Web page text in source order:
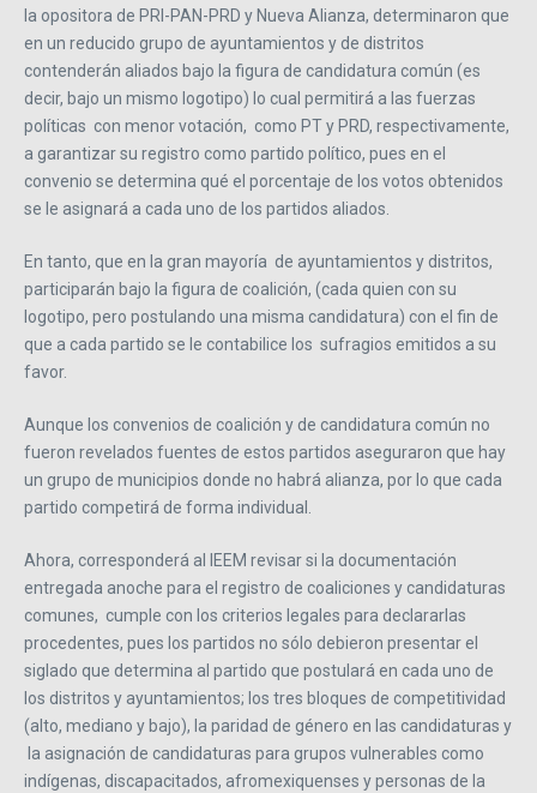
la opositora de PRI-PAN-PRD y Nueva Alianza, determinaron que
en un reducido grupo de ayuntamientos y de distritos
contenderán aliados bajo la figura de candidatura común (es
decir, bajo un mismo logotipo) lo cual permitirá a las fuerzas
políticas con menor votación, como PT y PRD, respectivamente,
a garantizar su registro como partido político, pues en el
convenio se determina qué el porcentaje de los votos obtenidos
se le asignará a cada uno de los partidos aliados.
En tanto, que en la gran mayoría de ayuntamientos y distritos,
participarán bajo la figura de coalición, (cada quien con su
logotipo, pero postulando una misma candidatura) con el fin de
que a cada partido se le contabilice los sufragios emitidos a su
favor.
Aunque los convenios de coalición y de candidatura común no
fueron revelados fuentes de estos partidos aseguraron que hay
un grupo de municipios donde no habrá alianza, por lo que cada
partido competirá de forma individual.
Ahora, corresponderá al IEEM revisar si la documentación
entregada anoche para el registro de coaliciones y candidaturas
comunes, cumple con los criterios legales para declararlas
procedentes, pues los partidos no sólo debieron presentar el
siglado que determina al partido que postulará en cada uno de
los distritos y ayuntamientos; los tres bloques de competitividad
(alto, mediano y bajo), la paridad de género en las candidaturas y
la asignación de candidaturas para grupos vulnerables como
indígenas, discapacitados, afromexiquenses y personas de la